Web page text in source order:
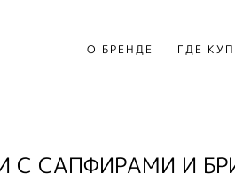
О БРЕНДЕ ГДЕ
С САПФИРАМИ И